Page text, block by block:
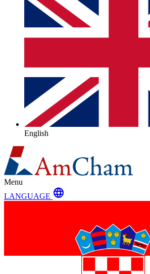
English
Menu
LANGUAGE language